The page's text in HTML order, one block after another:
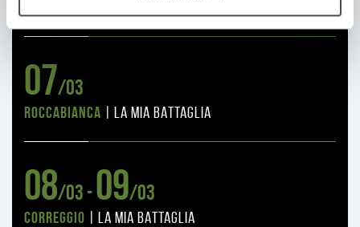
07/03
Roccabianca | LA MIA BATTAGLIA
08/03 -09/03
Correggio | LA MIA BATTAGLIA